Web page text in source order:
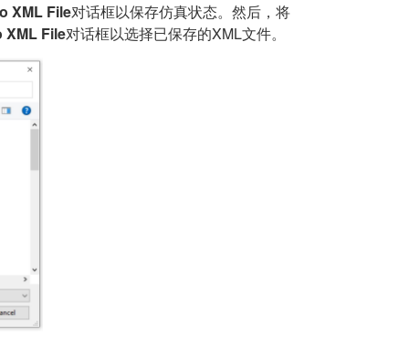
XML File对话框以保存仿真状态。然后，将
XML File对话框以选择已保存的XML文件。